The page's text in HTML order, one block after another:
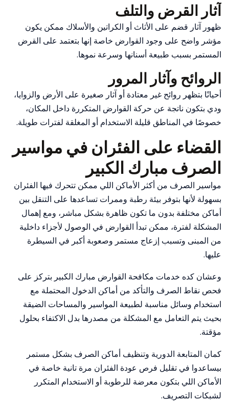
آثار القرض والتلف
ظهور آثار قضم على الأثاث أو الكراتين والأسلاك ممكن يكون
مؤشر واضح على وجود القوارض خاصة إنها بتعتمد على القرض
المستمر بسبب طبيعة أسنانها وسرعة نموها.
الروائح وآثار المرور
أحيانًا بتظهر روائح غير معتادة أو آثار صغيرة على الأرض والزوايا،
ودي بتكون ناتجة عن حركة القوارض المتكررة داخل المكان،
خصوصًا في المناطق قليلة الاستخدام أو المغلقة لفترات طويلة.
القضاء على الفئران في مواسير
الصرف مبارك الكبير
مواسير الصرف من أكثر الأماكن اللي ممكن تتحرك فيها الفئران
بسهولة لأنها بتوفر بيئة رطبة وممرات تساعدها على التنقل بين
أماكن مختلفة بدون ما تكون ظاهرة بشكل مباشر، ومع إهمال
المشكلة لفترة، ممكن تبدأ القوارض في الوصول لأجزاء داخلية
من المبنى وتسبب إزعاج مستمر وصعوبة أكبر في السيطرة
عليها.
وعشان كده خدمات مكافحة القوارض مبارك الكبير بتركز على
فحص نقاط الصرف والتأكد من أماكن الدخول المحتملة مع
استخدام وسائل مناسبة لطبيعة المواسير والمساحات الضيقة
بحيث يتم التعامل مع المشكلة من مصدرها بدل الاكتفاء بحلول
مؤقتة.
كمان المتابعة الدورية وتنظيف أماكن الصرف بشكل مستمر
بيساعدوا في تقليل فرص عودة الفئران مرة تانية خاصة في
الأماكن اللي بتكون معرضة للرطوبة أو الاستخدام المتكرر
لشبكات التصريف.